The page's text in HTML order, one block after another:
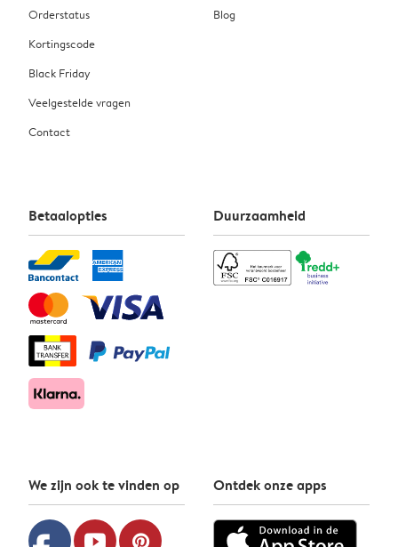
Orderstatus
Kortingscode
Black Friday
Veelgestelde vragen
Contact
Blog
Betaalopties Duurzaamheid
We zijn ook te vinden op
youtube pinterest
Ontdek onze apps